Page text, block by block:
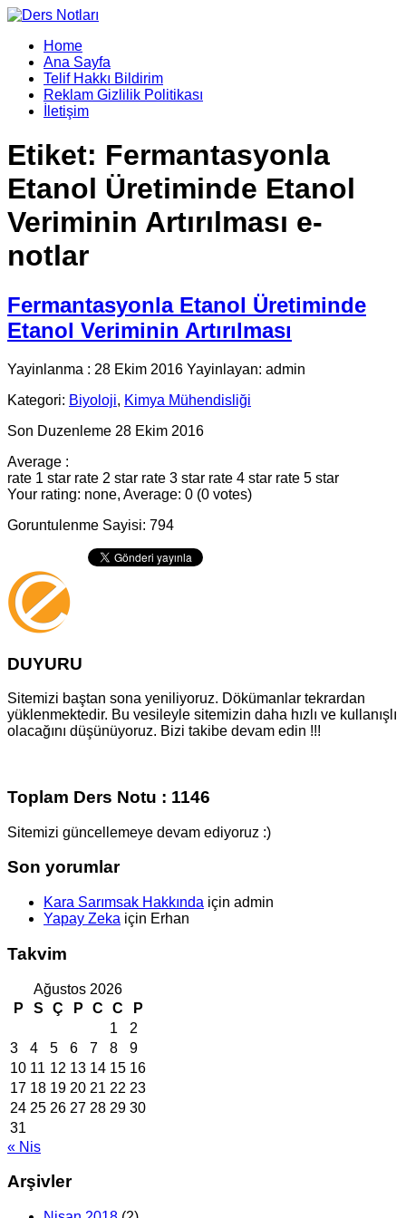
Home
Ana Sayfa
Telif Hakkı Bildirim
Reklam Gizlilik Politikası
İletişim
Etiket: Fermantasyonla
Etanol Üretiminde Etanol
Veriminin Artırılması e-
notlar
Fermantasyonla Etanol Üretiminde
Etanol Veriminin Artırılması
Yayinlanma : 28 Ekim 2016 Yayinlayan: admin
Kategori: Biyoloji, Kimya Mühendisliği
Son Duzenleme 28 Ekim 2016
Average :
rate 1 star rate 2 star rate 3 star rate 4 star rate 5 star
Your rating: none, Average: 0 (0 votes)
Goruntulenme Sayisi: 794
DUYURU
Sitemizi baştan sona yeniliyoruz. Dökümanlar tekrardan
yüklenmektedir. Bu vesileyle sitemizin daha hızlı ve kullanışlı
olacağını düşünüyoruz. Bizi takibe devam edin !!!
Toplam Ders Notu : 1146
Sitemizi güncellemeye devam ediyoruz :)
Son yorumlar
Kara Sarımsak Hakkında için admin
Yapay Zeka için Erhan
Takvim
Ağustos 2026
P
S Ç P C C
P
1
2
3
4 5 6 7 8
9
10 11 12 13 14 15 16
17 18 19 20 21 22 23
24 25 26 27 28 29 30
31
« Nis
Arşivler